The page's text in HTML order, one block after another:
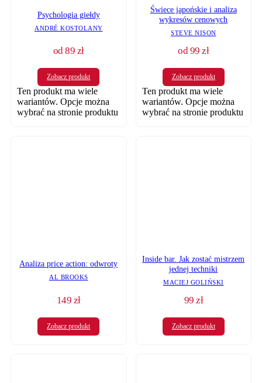
Psychologia giełdy
ANDRÉ KOSTOLANY
od89 zł
Zobacz produkt
Ten produkt ma wiele
wariantów. Opcje można
wybrać na stronie produktu
Świece japońskie i analiza
wykresów cenowych
STEVE NISON
od99zł
Zobacz produkt
Ten produkt ma wiele
wariantów. Opcje można
wybrać na stronie produktu
Analiza price action: odwroty
AL BROOKS
149 zł
Zobacz produkt
Inside bar. Jak zostać mistrzem
jednej techniki
MACIEJ GOLIŃSKI
99 zł
Zobacz produkt